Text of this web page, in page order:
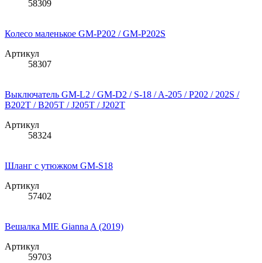
58309
Колесо маленькое GM-P202 / GM-P202S
Артикул
58307
Выключатель GM-L2 / GM-D2 / S-18 / A-205 / P202 / 202S /
B202T / B205T / J205T / J202T
Артикул
58324
Шланг с утюжком GM-S18
Артикул
57402
Вешалка MIE Gianna A (2019)
Артикул
59703